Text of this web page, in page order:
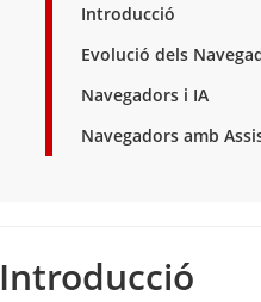
Introducció
Evolució dels
Navegadors i IA
Navegadors amb
Introducció